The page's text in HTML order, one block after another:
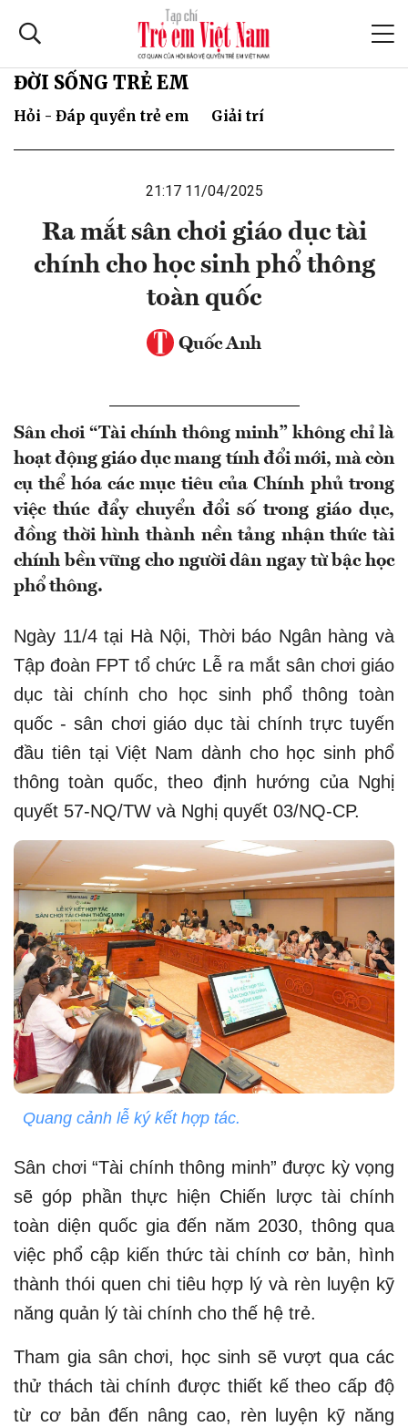
ĐỜI SỐNG TRẺ EM
Hỏi - Đáp quyền trẻ em Giải trí
21:17 11/04/2025
Ra mắt sân chơi giáo dục tài
chính cho học sinh phổ thông
toàn quốc
Quốc Anh
Sân chơi “Tài chính thông minh” không chỉ là
hoạt động giáo dục mang tính đổi mới, mà còn
cụ thể hóa các mục tiêu của Chính phủ trong
việc thúc đẩy chuyển đổi số trong giáo dục,
đồng thời hình thành nền tảng nhận thức tài
chính bền vững cho người dân ngay từ bậc học
phổ thông.
Ngày 11/4 tại Hà Nội, Thời báo Ngân hàng và
Tập đoàn FPT tổ chức Lễ ra mắt sân chơi giáo
dục tài chính cho học sinh phổ thông toàn
quốc - sân chơi giáo dục tài chính trực tuyến
đầu tiên tại Việt Nam dành cho học sinh phổ
thông toàn quốc, theo định hướng của Nghị
quyết 57-NQ/TW và Nghị quyết 03/NQ-CP.
Quang cảnh lễ ký kết hợp tác.
Sân chơi “Tài chính thông minh” được kỳ vọng
sẽ góp phần thực hiện Chiến lược tài chính
toàn diện quốc gia đến năm 2030, thông qua
việc phổ cập kiến thức tài chính cơ bản, hình
thành thói quen chi tiêu hợp lý và rèn luyện kỹ
năng quản lý tài chính cho thế hệ trẻ.
Tham gia sân chơi, học sinh sẽ vượt qua các
thử thách tài chính được thiết kế theo cấp độ
từ cơ bản đến nâng cao, rèn luyện kỹ năng